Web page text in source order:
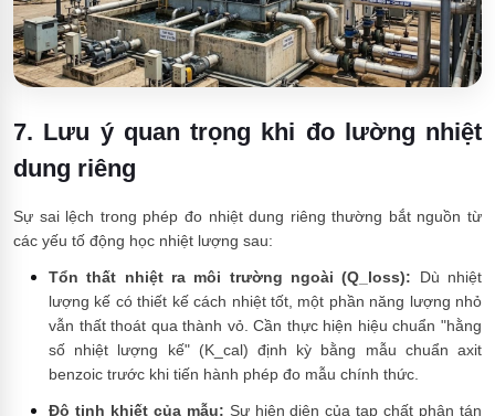
7. Lưu ý quan trọng khi đo lường nhiệt
dung riêng
Sự sai lệch trong phép đo nhiệt dung riêng thường bắt nguồn từ
các yếu tố động học nhiệt lượng sau:
Tổn thất nhiệt ra môi trường ngoài (Q_loss): Dù nhiệt
lượng kế có thiết kế cách nhiệt tốt, một phần năng lượng nhỏ
vẫn thất thoát qua thành vỏ. Cần thực hiện hiệu chuẩn "hằng
số nhiệt lượng kế" (K_cal) định kỳ bằng mẫu chuẩn axit
benzoic trước khi tiến hành phép đo mẫu chính thức.
Độ tinh khiết của mẫu: Sự hiện diện của tạp chất phân tán